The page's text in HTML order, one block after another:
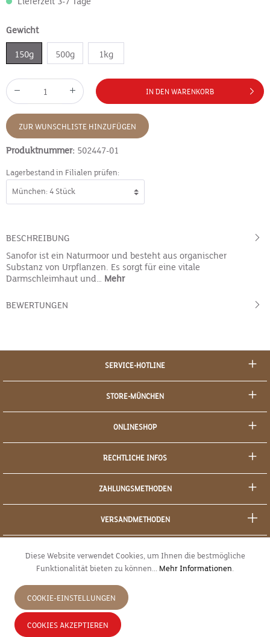
Gewicht
150g 500g 1kg
IN DEN WARENKORB
ZUR WUNSCHLISTE HINZUFÜGEN
Produktnummer: 502447-01
Lagerbestand in Filialen prüfen:
BESCHREIBUNG
Sanofor ist ein Naturmoor und besteht aus organischer
Substanz von Urpflanzen. Es sorgt für eine vitale
Darmschleimhaut und… Mehr
BEWERTUNGEN
SERVICE-HOTLINE
STORE-MÜNCHEN
ONLINESHOP
RECHTLICHE INFOS
ZAHLUNGSMETHODEN
VERSANDMETHODEN
JETZT WIDERRUFEN
Diese Website verwendet Cookies, um Ihnen die bestmögliche
Funktionalität bieten zu können... Mehr Informationen.
COOKIE-EINSTELLUNGEN
COOKIES AKZEPTIEREN